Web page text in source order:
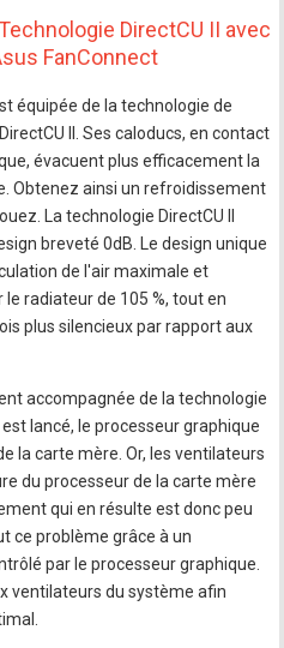
DirectCU II avec
FanConnect
équipée de la technologie de
II. Ses caloducs, en contact
évacuent plus efficacement la
Obtenez ainsi un refroidissement
La technologie DirectCU II
breveté 0dB. Le design unique
de l'air maximale et
radiateur de 105 %, tout en
plus silencieux par rapport aux
accompagnée de la technologie
lancé, le processeur graphique
la carte mère. Or, les ventilateurs
du processeur de la carte mère
qui en résulte est donc peu
ce problème grâce à un
par le processeur graphique.
ventilateurs du système afin